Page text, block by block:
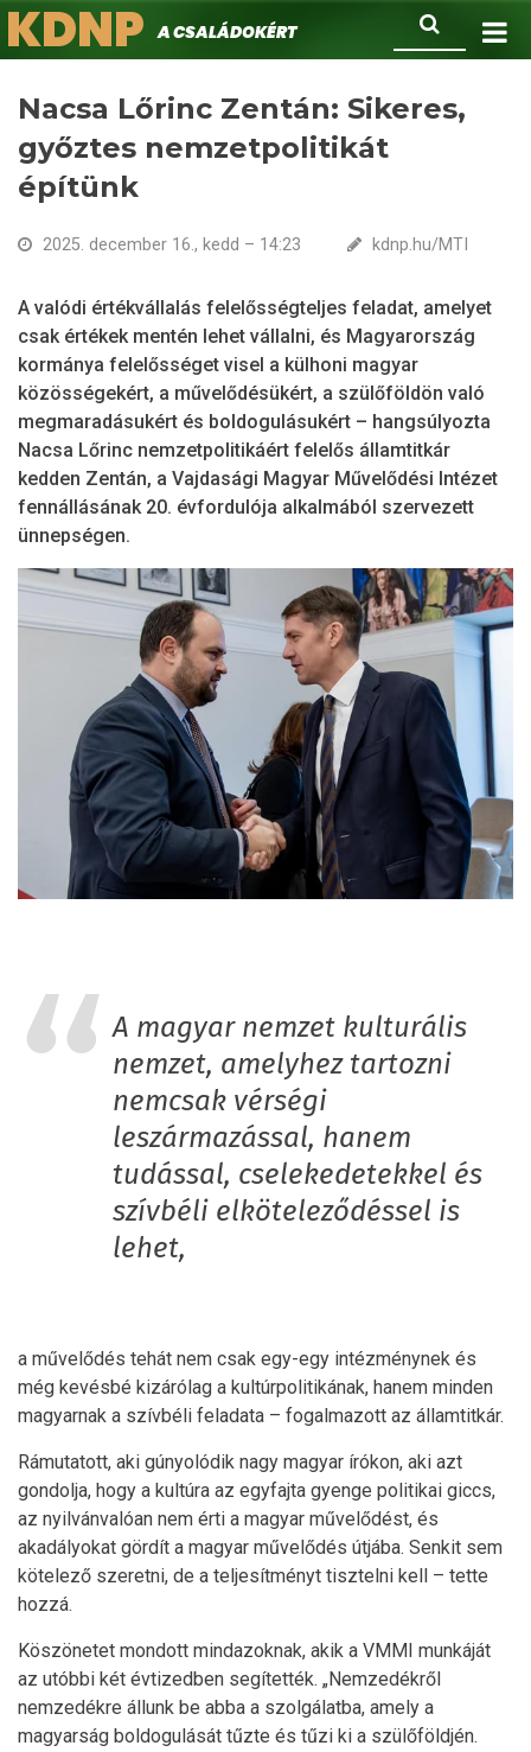
Ugrás
a
Keresés
KDNPA családokért.
Nacsa Lőrinc Zentán: Sikeres,
győztes nemzetpolitikát
építünk
2025. december 16., kedd – 14:23 kdnp.hu/MTI
A valódi értékvállalás felelősségteljes feladat, amelyet
csak értékek mentén lehet vállalni, és Magyarország
kormánya felelősséget visel a külhoni magyar
közösségekért, a művelődésükért, a szülőföldön való
megmaradásukért és boldogulásukért – hangsúlyozta
Nacsa Lőrinc nemzetpolitikáért felelős államtitkár
kedden Zentán, a Vajdasági Magyar Művelődési Intézet
fennállásának 20. évfordulója alkalmából szervezett
ünnepségen.
A magyar nemzet kulturális
nemzet, amelyhez tartozni
nemcsak vérségi
leszármazással, hanem
tudással, cselekedetekkel és
szívbéli elköteleződéssel is
lehet,
a művelődés tehát nem csak egy-egy intézménynek és
még kevésbé kizárólag a kultúrpolitikának, hanem minden
magyarnak a szívbéli feladata – fogalmazott az államtitkár.
Rámutatott, aki gúnyolódik nagy magyar írókon, aki azt
gondolja, hogy a kultúra az egyfajta gyenge politikai giccs,
az nyilvánvalóan nem érti a magyar művelődést, és
akadályokat gördít a magyar művelődés útjába. Senkit sem
kötelező szeretni, de a teljesítményt tisztelni kell – tette
hozzá.
Köszönetet mondott mindazoknak, akik a VMMI munkáját
az utóbbi két évtizedben segítették. „Nemzedékről
nemzedékre állunk be abba a szolgálatba, amely a
magyarság boldogulását tűzte és tűzi ki a szülőföldjén.